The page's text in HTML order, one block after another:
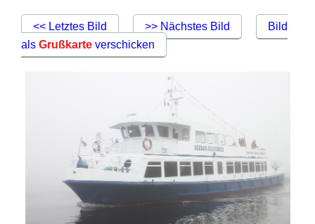
<< Letztes Bild >> Nächstes Bild
Bild
alsGrußkarte verschicken